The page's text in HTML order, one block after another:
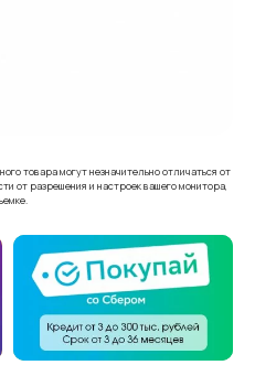
товара могут незначительно отличаться от
от разрешения и настроек вашего монитора,